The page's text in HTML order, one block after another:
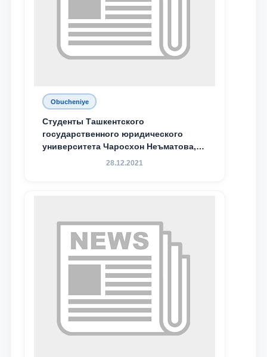
Obucheniye
Студенты Ташкентского
государственного юридического
университета Чаросхон Неъматова,
Севдо Хакимходжаева, Анбарой
специальной стипендии имени
Хадичи Сулеймановой.
28.12.2021